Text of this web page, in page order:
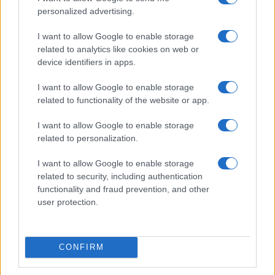
personalized advertising.
I want to allow Google to enable storage
related to analytics like cookies on web or
device identifiers in apps.
I want to allow Google to enable storage
related to functionality of the website or app.
I want to allow Google to enable storage
related to personalization.
I want to allow Google to enable storage
related to security, including authentication
functionality and fraud prevention, and other
user protection.
CONFIRM